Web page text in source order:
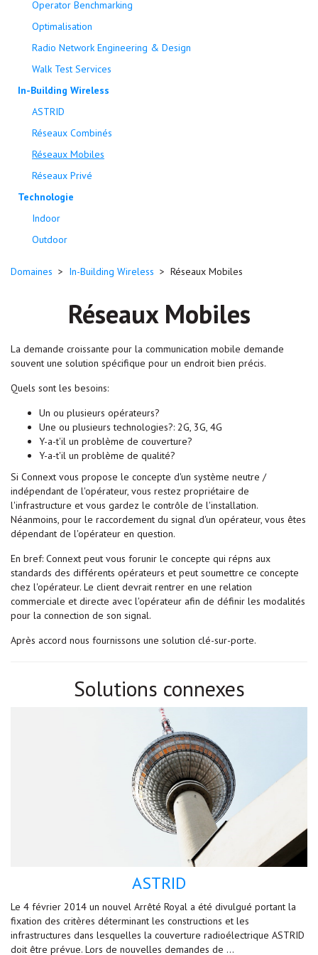
Operator Benchmarking
Optimalisation
Radio Network Engineering & Design
Walk Test Services
In-Building Wireless
ASTRID
Réseaux Combinés
Réseaux Mobiles
Réseaux Privé
Technologie
Indoor
Outdoor
Domaines > In-Building Wireless > Réseaux Mobiles
Réseaux Mobiles
La demande croissante pour la communication mobile demande
souvent une solution spécifique pour un endroit bien précis.
Quels sont les besoins:
Un ou plusieurs opérateurs?
Une ou plusieurs technologies?: 2G, 3G, 4G
Y-a-t'il un problème de couverture?
Y-a-t'il un problème de qualité?
Si Connext vous propose le concepte d'un système neutre /
indépendant de l'opérateur, vous restez propriétaire de
l'infrastructure et vous gardez le contrôle de l'installation.
Néanmoins, pour le raccordement du signal d'un opérateur, vous êtes
dépendant de l'opérateur en question.
En bref: Connext peut vous forunir le concepte qui répns aux
standards des différents opérateurs et peut soumettre ce concepte
chez l'opérateur. Le client devrait rentrer en une relation
commerciale et directe avec l'opérateur afin de définir les modalités
pour la connection de son signal.
Après accord nous fournissons une solution clé-sur-porte.
Solutions connexes
ASTRID
Le 4 février 2014 un nouvel Arrêté Royal a été divulgué portant la
fixation des critères déterminant les constructions et les
infrastructures dans lesquelles la couverture radioélectrique ASTRID
doit être prévue. Lors de nouvelles demandes de …